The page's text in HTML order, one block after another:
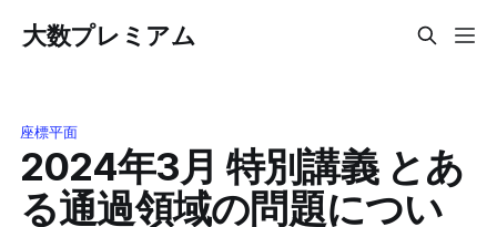
大数プレミアム
座標平面
2024年3月 特別講義 とあ
る通過領域の問題につい